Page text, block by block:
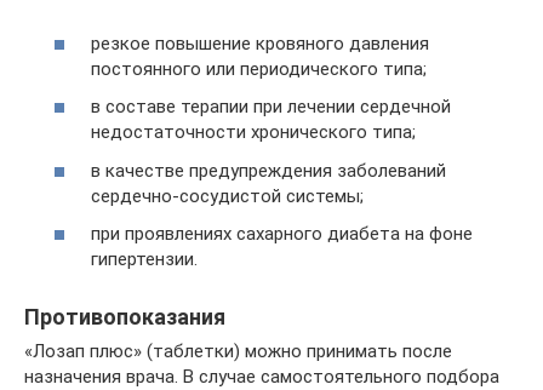
резкое повышение кровяного давления
постоянного или периодического типа;
в составе терапии при лечении сердечной
недостаточности хронического типа;
в качестве предупреждения заболеваний
сердечно-сосудистой системы;
при проявлениях сахарного диабета на фоне
гипертензии.
Противопоказания
«Лозап плюс» (таблетки) можно принимать после
назначения врача. В случае самостоятельного подбора